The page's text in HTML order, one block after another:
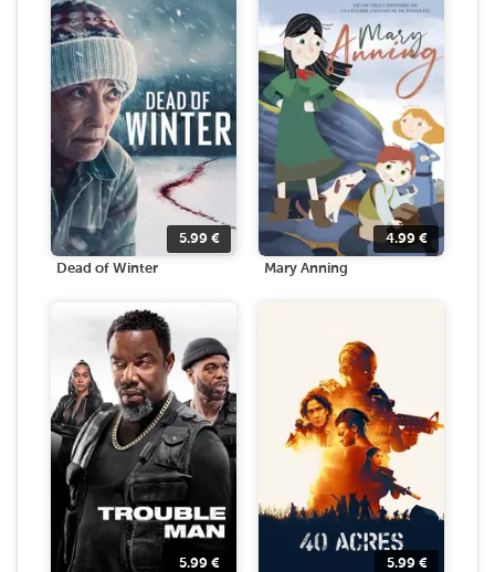
5.99 €
Dead of Winter
4.99 €
Mary Anning
5.99 € 5.99 €